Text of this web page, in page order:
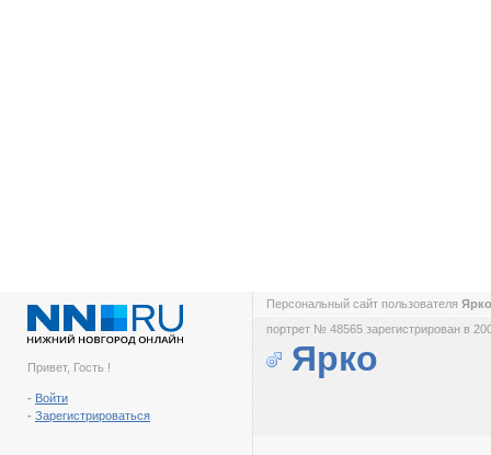
Привет, Гость !
- Войти
- Зарегистрироваться
Персональный сайт пользователя
портрет № 48565 зарегистрирован в
Ярко